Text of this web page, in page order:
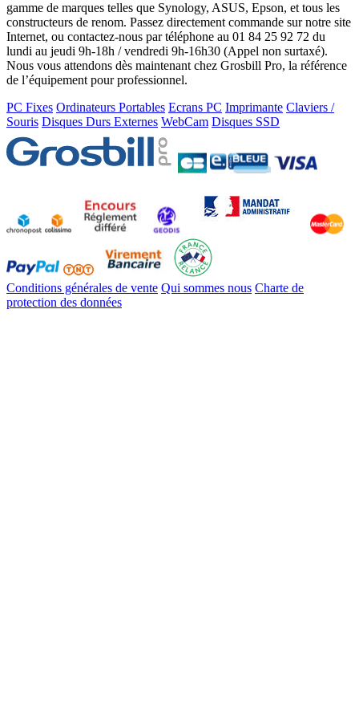
gamme de marques telles que Synology, ASUS, Epson, et tous les
constructeurs de renom. Passez directement commande sur notre site
Internet, ou contactez-nous par téléphone au 01 84 25 92 72 du
lundi au jeudi 9h-18h / vendredi 9h-16h30 (Appel non surtaxé).
Nous vous attendons dès maintenant chez Grosbill Pro, la référence
de l’équipement pour professionnel.
PC Fixes Ordinateurs Portables Ecrans PC Imprimante Claviers /
Souris Disques Durs Externes WebCam Disques SSD
Conditions générales de vente Qui sommes nous Charte de
protection des données